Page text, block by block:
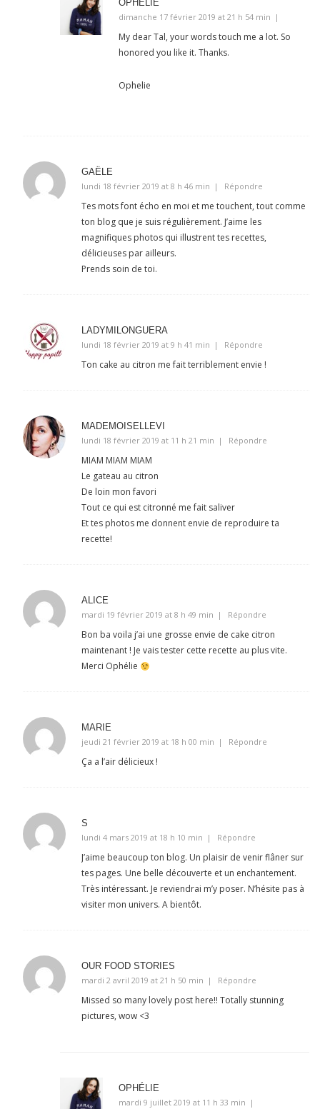
OPHÉLIE
dimanche 17 février 2019 at 21 h 54 min
My dear Tal, your words touch me a lot. So
honored you like it. Thanks.
Ophelie
GAËLE
lundi 18 février 2019 at 8 h 46 min
Répondre
Tes mots font écho en moi et me touchent, tout comme
ton blog que je suis régulièrement. J’aime les
magnifiques photos qui illustrent tes recettes,
délicieuses par ailleurs.
Prends soin de toi.
LADYMILONGUERA
lundi 18 février 2019 at 9 h 41 min
Répondre
Ton cake au citron me fait terriblement envie !
MADEMOISELLEVI
lundi 18 février 2019 at 11 h 21 min
Répondre
MIAM MIAM MIAM
Le gateau au citron
De loin mon favori
Tout ce qui est citronné me fait saliver
Et tes photos me donnent envie de reproduire ta
recette!
ALICE
mardi 19 février 2019 at 8 h 49 min
Répondre
Bon ba voila j’ai une grosse envie de cake citron
maintenant ! Je vais tester cette recette au plus vite.
Merci Ophélie
MARIE
jeudi 21 février 2019 at 18 h 00 min
Répondre
Ça a l’air délicieux !
S
lundi 4 mars 2019 at 18 h 10 min
Répondre
J’aime beaucoup ton blog. Un plaisir de venir flâner sur
tes pages. Une belle découverte et un enchantement.
Très intéressant. Je reviendrai m’y poser. N’hésite pas à
visiter mon univers. A bientôt.
OUR FOOD STORIES
mardi 2 avril 2019 at 21 h 50 min
Répondre
Missed so many lovely post here!! Totally stunning
pictures, wow <3
OPHÉLIE
mardi 9 juillet 2019 at 11 h 33 min